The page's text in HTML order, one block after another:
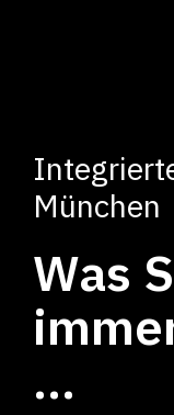
München
Was
…